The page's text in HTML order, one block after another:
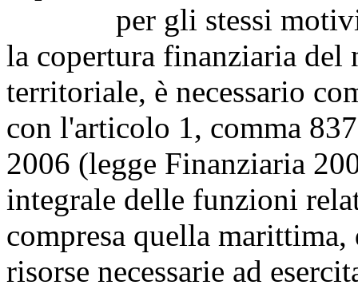
per gli stessi motivi,
la copertura finanziaria
territoriale, è necessario
con l'articolo 1, comma
2006 (legge Finanziaria
integrale delle funzioni
compresa quella
risorse necessarie ad